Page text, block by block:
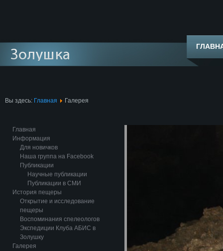
Вы здесь: Главная Галерея
Главная
Информация
Для новичков
Наша группа на Facebook
Публикации
Научные публикации
Публикации в СМИ
История пещеры
Открытие и исследование
пещеры
Воспоминания спелеологов
Экспедиции Клуба АБИС в
Золушку
Галерея